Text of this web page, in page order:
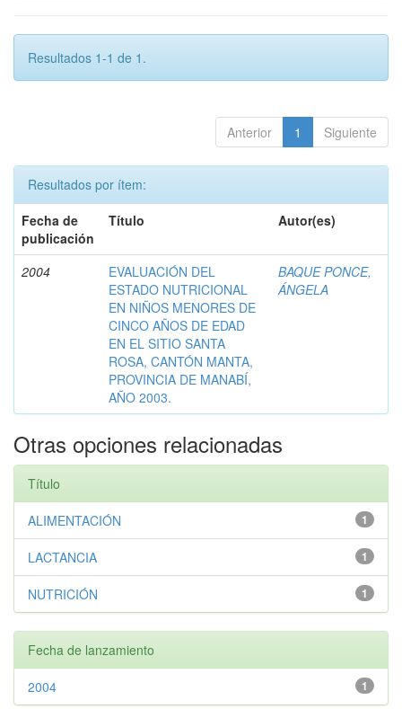
Resultados 1-1 de 1.
Anterior 1 Siguiente
Resultados por ítem:
Fecha de
publicación
Título Autor(es)
2004
EVALUACIÓN DEL
ESTADO NUTRICIONAL
EN NIÑOS MENORES DE
CINCO AÑOS DE EDAD
EN EL SITIO SANTA
ROSA, CANTÓN MANTA,
PROVINCIA DE MANABÍ,
AÑO 2003.
BAQUE PONCE,
ÁNGELA
Otras opciones relacionadas
Título
1
ALIMENTACIÓN
1
LACTANCIA
1
NUTRICIÓN
Fecha de lanzamiento
1
2004